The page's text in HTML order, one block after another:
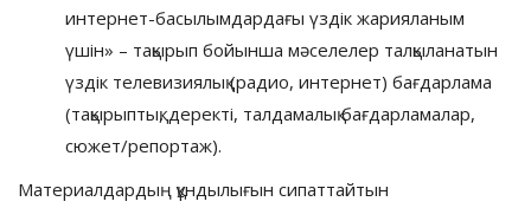
интернет-басылымдардағы үздік жарияланым
үшін» – тақырып бойынша мәселелер талқыланатын
үздік телевизиялық (радио, интернет) бағдарлама
(тақырыптық, деректі, талдамалық бағдарламалар,
сюжет/репортаж).
Материалдардың құндылығын сипаттайтын